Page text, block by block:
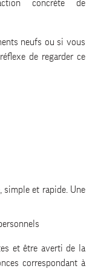
concrète de
neufs ou si vous
de regarder ce
et rapide. Une
et être averti de la
correspondant à